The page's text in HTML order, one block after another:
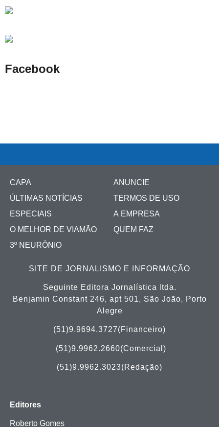
Facebook
CAPA
ÚLTIMAS NOTÍCIAS
ESPECIAIS
O MELHOR DE VIAMÃO
3º NEURÔNIO
ANUNCIE
TERMOS DE USO
A EMPRESA
QUEM FAZ
SITE DE JORNALISMO E INFORMAÇÃO
Seguinte Editora Jornalística ltda.
Benjamin Constant 246, apt 501, São João, Porto
Alegre
(51)9.9694.3727(Financeiro)
(51)9.9962.2660(Comercial)
(51)9.9962.3023(Redação)
Editores
Roberto Gomes